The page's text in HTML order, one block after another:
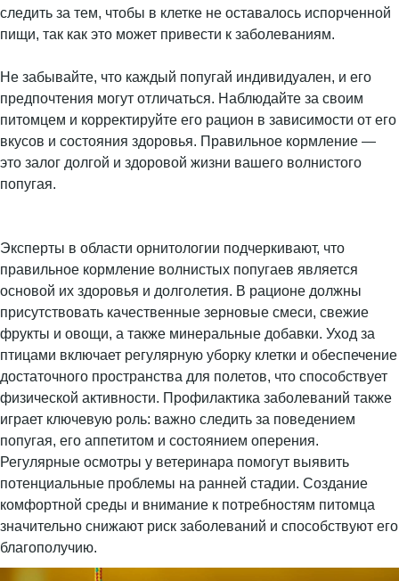
следить за тем, чтобы в клетке не оставалось испорченной
пищи, так как это может привести к заболеваниям.
Не забывайте, что каждый попугай индивидуален, и его
предпочтения могут отличаться. Наблюдайте за своим
питомцем и корректируйте его рацион в зависимости от его
вкусов и состояния здоровья. Правильное кормление —
это залог долгой и здоровой жизни вашего волнистого
попугая.
Эксперты в области орнитологии подчеркивают, что
правильное кормление волнистых попугаев является
основой их здоровья и долголетия. В рационе должны
присутствовать качественные зерновые смеси, свежие
фрукты и овощи, а также минеральные добавки. Уход за
птицами включает регулярную уборку клетки и обеспечение
достаточного пространства для полетов, что способствует
физической активности. Профилактика заболеваний также
играет ключевую роль: важно следить за поведением
попугая, его аппетитом и состоянием оперения.
Регулярные осмотры у ветеринара помогут выявить
потенциальные проблемы на ранней стадии. Создание
комфортной среды и внимание к потребностям питомца
значительно снижают риск заболеваний и способствуют его
благополучию.